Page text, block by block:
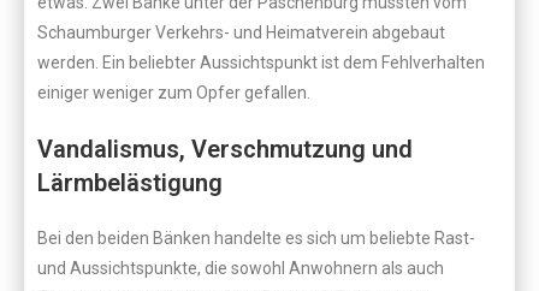
Schaumburger Verkehrs- und Heimatverein abgebaut
werden. Ein beliebter Aussichtspunkt ist dem Fehlverhalten
einiger weniger zum Opfer gefallen.
Vandalismus, Verschmutzung und
Lärmbelästigung
Bei den beiden Bänken handelte es sich um beliebte Rast-
und Aussichtspunkte, die sowohl Anwohnern als auch